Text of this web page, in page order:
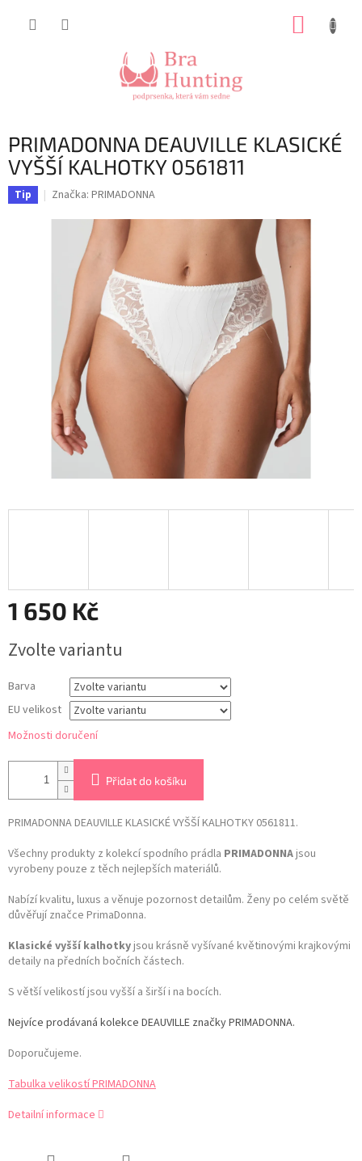
PRIMADONNA DEAUVILLE KLASICKÉ
VYŠŠÍ KALHOTKY 0561811
Tip Značka: PRIMADONNA
1 650 Kč
cena:
Zvolte variantu
Barva
EU velikost
Možnosti doručení
Přidat do košíku
PRIMADONNA DEAUVILLE KLASICKÉ VYŠŠÍ KALHOTKY 0561811.
Všechny produkty z kolekcí spodního prádla PRIMADONNAjsou
vyrobeny pouze z těch nejlepších materiálů.
Nabízí kvalitu, luxus a věnuje pozornost detailům. Ženy po celém světě
důvěřují značce PrimaDonna.
Klasické vyšší kalhotkyjsou krásně vyšívané květinovými krajkovými
detaily na předních bočních částech.
S větší velikostí jsou vyšší a širší i na bocích.
Nejvíce prodávaná kolekce DEAUVILLE značky PRIMADONNA.
Doporučujeme.
Tabulka velikostí PRIMADONNA
Detailní informace